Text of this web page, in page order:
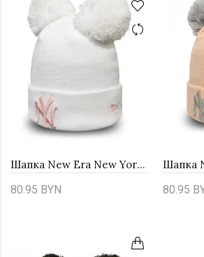
Шапка New Era New York Yankees 12134644
80.95 BYN
80.95